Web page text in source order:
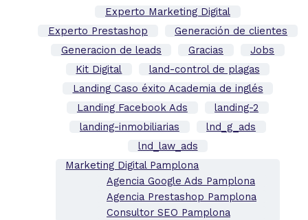
Experto Marketing Digital
Experto Prestashop
Generación de clientes
Generacion de leads
Gracias
Jobs
Kit Digital
land-control de plagas
Landing Caso éxito Academia de inglés
Landing Facebook Ads
landing-2
landing-inmobiliarias
lnd_g_ads
lnd_law_ads
Marketing Digital Pamplona
Agencia Google Ads Pamplona
Agencia Prestashop Pamplona
Consultor SEO Pamplona